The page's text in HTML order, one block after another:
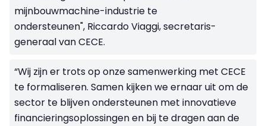
mijnbouwmachine-industrie te
ondersteunen", Riccardo Viaggi, secretaris-
generaal van CECE.
“Wij zijn er trots op onze samenwerking met CECE
te formaliseren. Samen kijken we ernaar uit om de
sector te blijven ondersteunen met innovatieve
financieringsoplossingen en bij te dragen aan de